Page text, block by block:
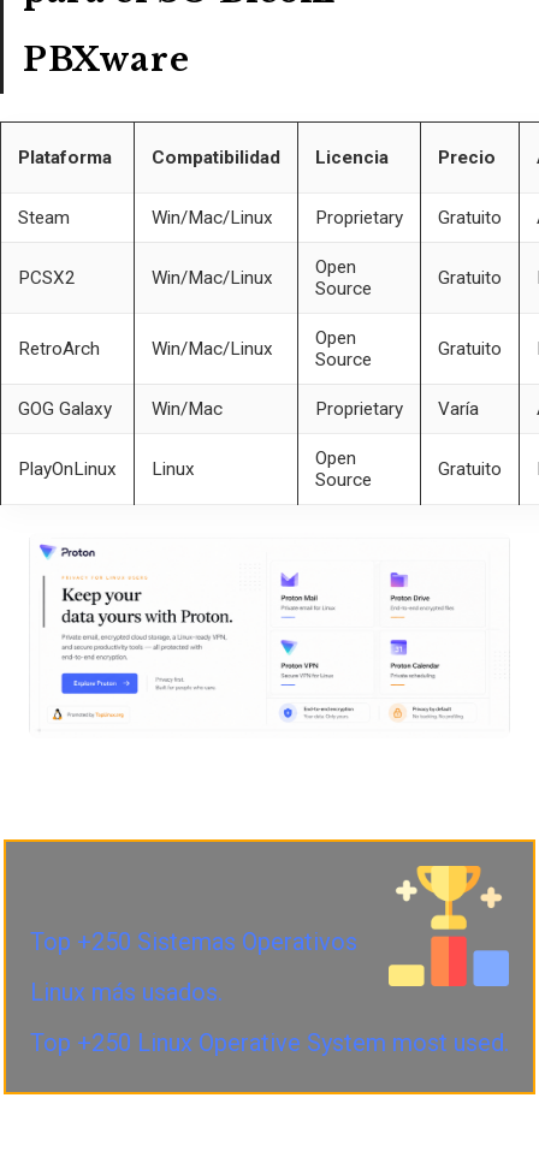
PBXware
Plataforma Compatibilidad Licencia Precio
Steam Win/Mac/Linux Proprietary Gratuito
PCSX2 Win/Mac/Linux
Open
Source
Gratuito
RetroArch Win/Mac/Linux
Open
Source
Gratuito
GOG Galaxy Win/Mac Proprietary Varía
PlayOnLinux Linux
Open
Source
Gratuito
Top +250 Sistemas Operativos
Linux más usados.
Top +250 Linux Operative System most used.